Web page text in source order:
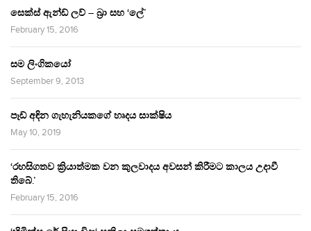
සෙක්ස් ඇන්ඩ් ලව් – බ්‍රා සහ ‘ලේ’
February 15, 2016
සම ලිංගිකයෝ
September 9, 2013
පෑඩ් අඳින ගැහැනියකගේ හෘදය සාක්ෂිය
May 10, 2019
‘රහසිගතව ක්‍රියාත්මක වන කුලවාදය අවසන් කිරීමට කාලය උදාවී
තිබේ.’
February 15, 2016